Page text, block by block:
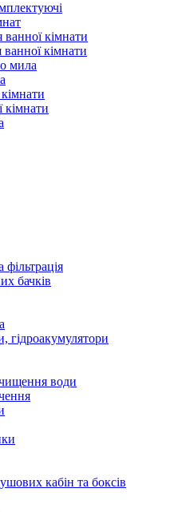
кімнати
кімнати
мила
фільтрація
бачків
гідроакумулятори
води
кабін та боксів